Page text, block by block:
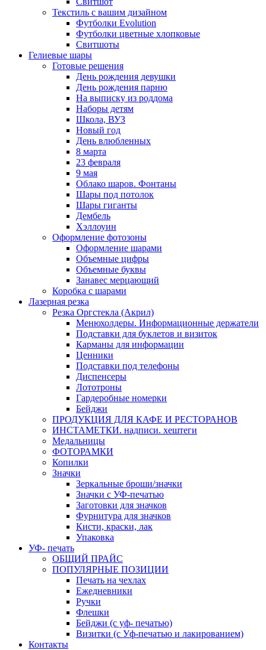
Текстиль с вашим дизайном
Футболки Evolution
Футболки цветные хлопковые
Свитшоты
Гелиевые шары
Готовые решения
День рождения девушки
День рождения парню
На выписку из роддома
Наборы детям
Школа, ВУЗ
Новый год
День влюбленных
8 марта
23 февраля
9 мая
Облако шаров. Фонтаны
Шары под потолок
Шары гиганты
Дембель
Хэллоуин
Оформление фотозоны
Оформление шарами
Объемные цифры
Объемные буквы
Занавес мерцающий
Коробка с шарами
Лазерная резка
Резка Оргстекла (Акрил)
Менюхолдеры. Информационные держатели
Подставки для буклетов и визиток
Карманы для информации
Ценники
Подставки под телефоны
Диспенсеры
Лототроны
Гардеробные номерки
Бейджи
ПРОДУКЦИЯ ДЛЯ КАФЕ И РЕСТОРАНОВ
ИНСТАМЕТКИ. надписи. хештеги
Медальницы
ФОТОРАМКИ
Копилки
Значки
Зеркальные броши/значки
Значки с УФ-печатью
Заготовки для значков
Фурнитура для значков
Кисти, краски, лак
Упаковка
УФ- печать
ОБЩИЙ ПРАЙС
ПОПУЛЯРНЫЕ ПОЗИЦИИ
Печать на чехлах
Ежедневники
Ручки
Флешки
Бейджи (с уф- печатью)
Визитки (с Уф-печатью и лакированием)
Контакты